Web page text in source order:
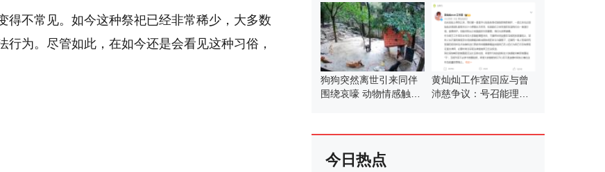
得不常见。如今这种祭祀已经非常稀少，大多数
为。尽管如此，在如今还是会看见这种习俗，
狗狗突然离世引来同伴
围绕哀嚎 动物情感触动
黄灿灿工作室回应与曾
沛慈争议：号召能理智
今日热点